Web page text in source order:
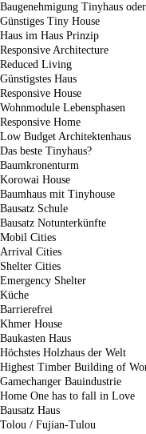
Baugenehmigung Tinyhaus
Günstiges Tiny House
Haus im Haus Prinzip
Responsive Architecture
Reduced Living
Günstigstes Haus
Responsive House
Wohnmodule Lebensphasen
Responsive Home
Low Budget Architektenhaus
Das beste Tinyhaus?
Baumkronenturm
Korowai House
Baumhaus mit Tinyhouse
Bausatz Schule
Bausatz Notunterkünfte
Mobil Cities
Arrival Cities
Shelter Cities
Emergency Shelter
Küche
Barrierefrei
Khmer House
Baukasten Haus
Höchstes Holzhaus der Welt
Highest Timber Building of
Gamechanger Bauindustrie
Home One has to fall in Love
Bausatz Haus
Tolou / Fujian-Tulou